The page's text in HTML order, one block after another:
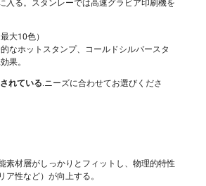
入る。スタンレーでは高速グラビア印刷機を
大10色）
なホットスタンプ、コールドシルバースタ
果。
れている.ニーズに合わせてお選びくださ
素材層がしっかりとフィットし、物理的特性
ア性など）が向上する。